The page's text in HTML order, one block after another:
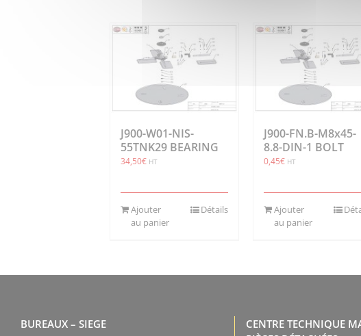
J900-W01-NIS-
55TNK29 BEARING
34,50€ HT
Ajouter
au panier
Détails
J900-FN.B-M8x45-
8.8-DIN-1 BOLT
0,45€ HT
Ajouter
au panier
BUREAUX – SIEGE
CENTRE TECHNIQUE